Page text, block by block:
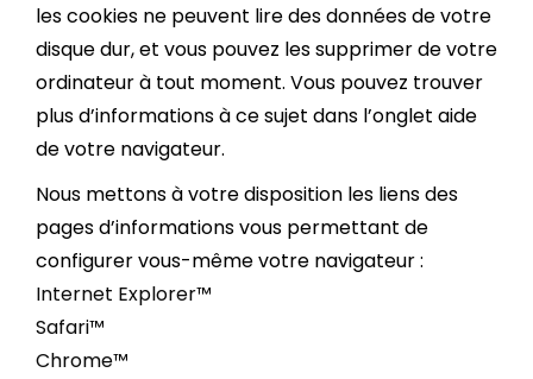
les cookies ne peuvent lire des données de votre
disque dur, et vous pouvez les supprimer de votre
ordinateur à tout moment. Vous pouvez trouver
plus d’informations à ce sujet dans l’onglet aide
de votre navigateur.
Nous mettons à votre disposition les liens des
pages d’informations vous permettant de
configurer vous-même votre navigateur :
Internet Explorer™
Safari™
Chrome™